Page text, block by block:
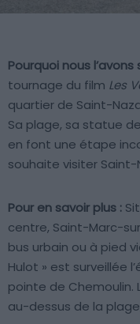
Pourquoi nous
tournage du film Les
quartier de Saint-
Sa plage, sa statue
en font une étape
souhaite visiter
Pour en savoir plus :
centre, Saint-Marc-
bus urbain ou à pied
Hulot » est surveillée
pointe de Chemoulin.
au-dessus de la